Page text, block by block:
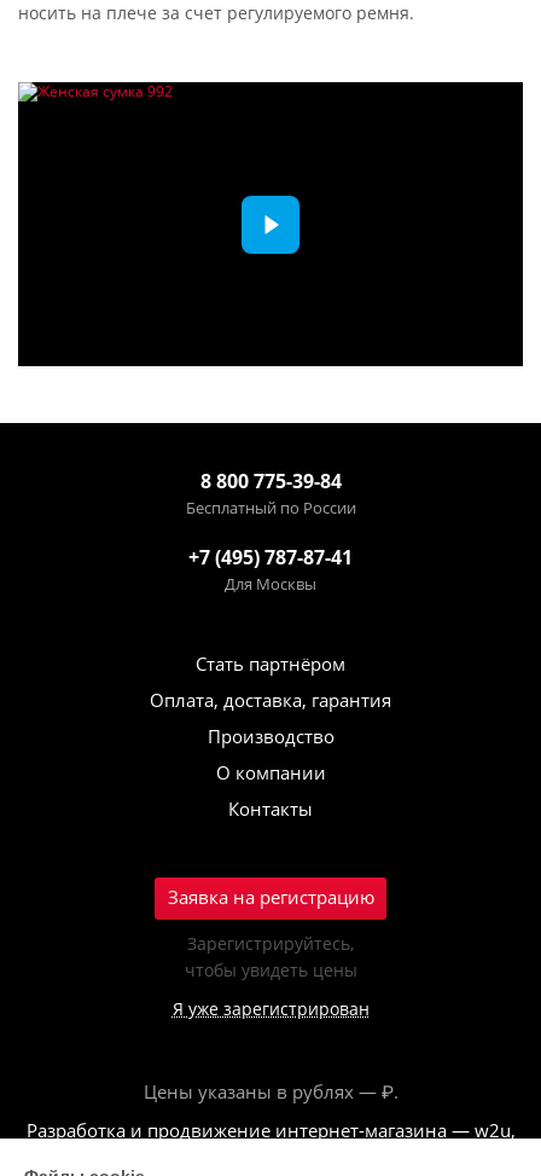
носить на плече за счет регулируемого ремня.
8 800 775-39-84
Бесплатный по России
+7 (495) 787-87-41
Для Москвы
Стать партнёром
Оплата, доставка, гарантия
Производство
О компании
Контакты
Заявка на регистрацию
Зарегистрируйтесь,
чтобы увидеть цены
Я уже зарегистрирован
Цены указаны в рублях — ₽.
Разработка и продвижение интернет-магазина — w2u,